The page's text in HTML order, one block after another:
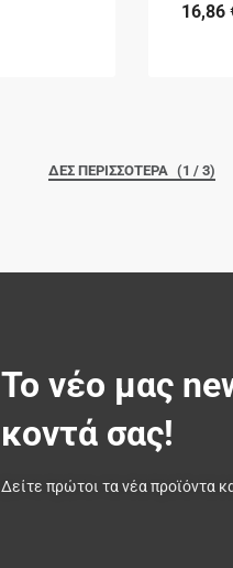
16,86
(1 / 3)
Το νέο μας
κοντά σας!
Δείτε πρώτοι τα νέα προϊόντα